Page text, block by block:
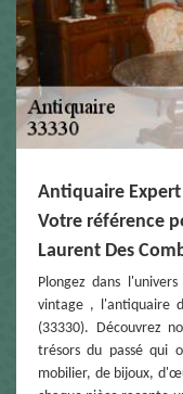
Antiquaire
Votre référence
Laurent Des
Plongez dans
vintage , l'antiquaire
(33330). Découvrez
trésors du passé qui
mobilier, de bijoux,